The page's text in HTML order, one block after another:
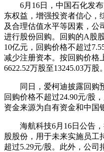
6月16日， 中国石化发
东权益，增强投资者信心，
及合理估值水平等因素，公
进行股份回购。回购的A股
10亿元，回购价格不超过
减少注册资本。按回购价格
6622.52万股至13245.03万股。
同日， 爱柯迪披露回购
回购价格不超过24.90元/股
资金来源为自有资金和中国
海航科技6月16日公告
股股份，用于未来实施员工
超过5.29元/股。此外，公司